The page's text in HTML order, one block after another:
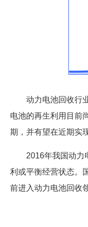
动力电池回收行
电池的再生利用目前
期，并有望在近期实
2016年我国动力
利或平衡经营状态。
前进入动力电池回收